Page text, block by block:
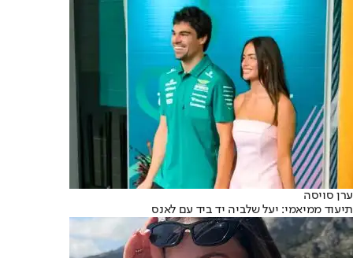
ערן סויסה
תיעוד ממיאמי: יעל שלביה יד ביד עם לאנס